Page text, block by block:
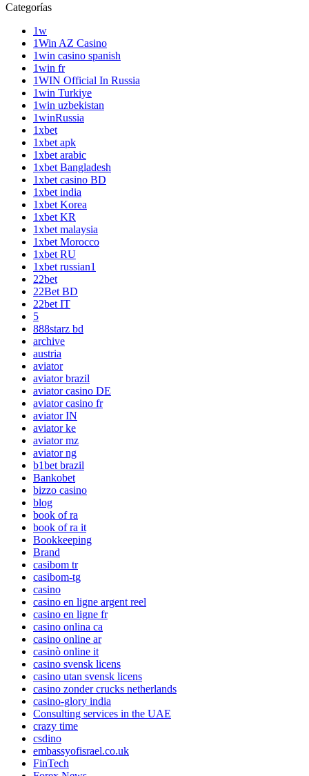
Categorías
1w
1Win AZ Casino
1win casino spanish
1win fr
1WIN Official In Russia
1win Turkiye
1win uzbekistan
1winRussia
1xbet
1xbet apk
1xbet arabic
1xbet Bangladesh
1xbet casino BD
1xbet india
1xbet Korea
1xbet KR
1xbet malaysia
1xbet Morocco
1xbet RU
1xbet russian1
22bet
22Bet BD
22bet IT
5
888starz bd
archive
austria
aviator
aviator brazil
aviator casino DE
aviator casino fr
aviator IN
aviator ke
aviator mz
aviator ng
b1bet brazil
Bankobet
bizzo casino
blog
book of ra
book of ra it
Bookkeeping
Brand
casibom tr
casibom-tg
casino
casino en ligne argent reel
casino en ligne fr
casino onlina ca
casino online ar
casinò online it
casino svensk licens
casino utan svensk licens
casino zonder crucks netherlands
casino-glory india
Consulting services in the UAE
crazy time
csdino
embassyofisrael.co.uk
FinTech